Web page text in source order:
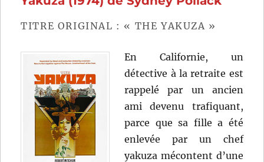
TITRE ORIGINAL : « THE YAKUZA »
En Californie, un
détective à la retraite est
rappelé par un ancien
ami devenu trafiquant,
parce que sa fille a été
enlevée par un chef
yakuza mécontent d’une